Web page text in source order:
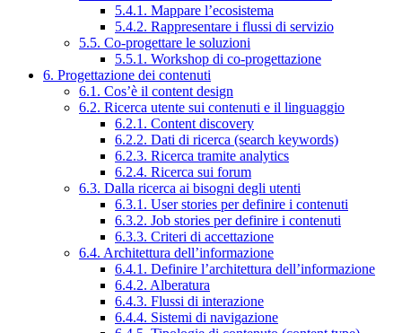
5.4.1. Mappare l’ecosistema
5.4.2. Rappresentare i flussi di servizio
5.5. Co-progettare le soluzioni
5.5.1. Workshop di co-progettazione
6. Progettazione dei contenuti
6.1. Cos’è il content design
6.2. Ricerca utente sui contenuti e il linguaggio
6.2.1. Content discovery
6.2.2. Dati di ricerca (search keywords)
6.2.3. Ricerca tramite analytics
6.2.4. Ricerca sui forum
6.3. Dalla ricerca ai bisogni degli utenti
6.3.1. User stories per definire i contenuti
6.3.2. Job stories per definire i contenuti
6.3.3. Criteri di accettazione
6.4. Architettura dell’informazione
6.4.1. Definire l’architettura dell’informazione
6.4.2. Alberatura
6.4.3. Flussi di interazione
6.4.4. Sistemi di navigazione